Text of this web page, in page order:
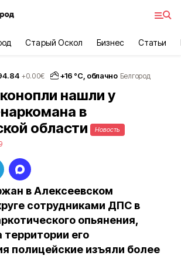
Старый Оскол Бизнес Статьи
+0.00€ +16 °С, облачно Белгород
нашли у
в
области
Новость
в Алексеевском
сотрудниками ДПС в
опьянения,
территории его
полицейские изъяли более